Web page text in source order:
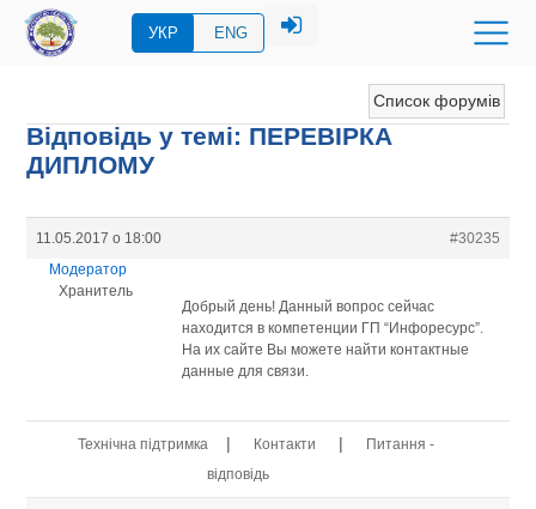
УКР ENG
Список форумів
Відповідь у темі: ПЕРЕВIРКА
ДИПЛОМУ
11.05.2017 о 18:00
#30235
Модератор
Хранитель
Добрый день! Данный вопрос сейчас
находится в компетенции ГП “Инфоресурс”.
На их сайте Вы можете найти контактные
данные для связи.
Технічна підтримка | Контакти |
Питання -
відповідь